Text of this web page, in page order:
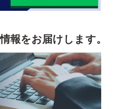
報をお届けします。